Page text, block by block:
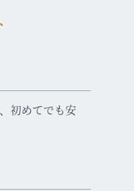
初めてでも安